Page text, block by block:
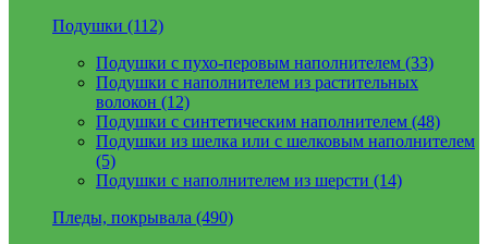
Подушки (112)
Подушки с пухо-перовым наполнителем (33)
Подушки с наполнителем из растительных
волокон (12)
Подушки с синтетическим наполнителем (48)
Подушки из шелка или с шелковым наполнителем
(5)
Подушки с наполнителем из шерсти (14)
Пледы, покрывала (490)